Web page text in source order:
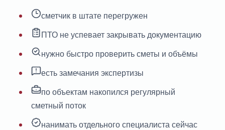
сметчик в штате перегружен
ПТО не успевает закрывать документацию
нужно быстро проверить сметы и объёмы
есть замечания экспертизы
по объектам накопился регулярный
сметный поток
нанимать отдельного специалиста сейчас